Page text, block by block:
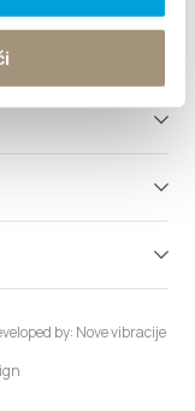
by: Nove vibracije